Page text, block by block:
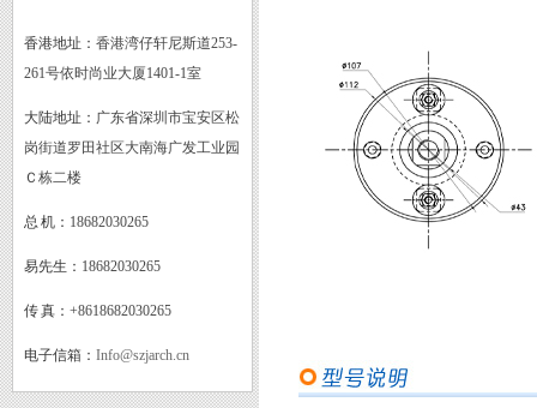
香港地址： 香港湾仔轩尼斯道253-
261号依时尚业大厦1401-1室
大陆地址： 广东省深圳市宝安区松
岗街道罗田社区大南海广发工业园
Ｃ栋二楼
总 机： 18682030265
易先生： 18682030265
传 真： +8618682030265
电子信箱： Info@szjarch.cn